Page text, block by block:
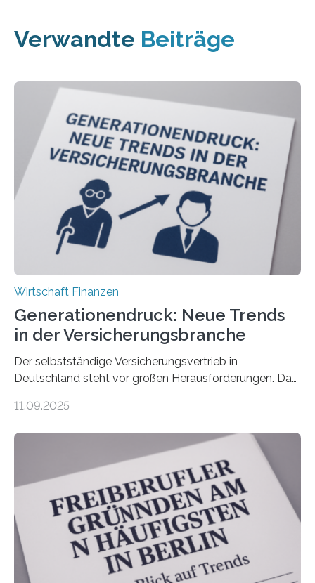
Verwandte Beiträge
Wirtschaft Finanzen
Generationendruck: Neue Trends
in der Versicherungsbranche
Der selbstständige Versicherungsvertrieb in
Deutschland steht vor großen Herausforderungen. Das
Dr. Matthias Beenken und Prof. Dr. Lukas Linnenbrink
Bundesverbands Deutscher Versicherungskaufleute e.V.
durchgeführt haben. Die Studie basiert auf den
Antworten von 1.440 selbstständigen
Versicherungsvertreter*innen und -makler*innen. Ein
Ergebnis: Deutlich mehr als die Hälfte der Befragten ist
über 50 Jahre alt und wird in den nächsten Jahren eine
Nachfolgeregelung benötigen. Aber nur ein Drittel hat
bereits Regelungen…
11.09.2025